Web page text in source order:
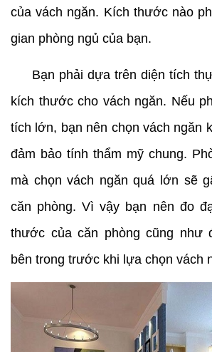
của vách ngăn. Kích thước nào
gian phòng ngủ của bạn.
Bạn phải dựa trên diện tích
kích thước cho vách ngăn. Nếu
tích lớn, bạn nên chọn vách ngăn
đảm bảo tính thẩm mỹ chung.
mà chọn vách ngăn quá lớn sẽ
căn phòng. Vì vậy bạn nên đo
thước của căn phòng cũng như
bên trong trước khi lựa chọn vách